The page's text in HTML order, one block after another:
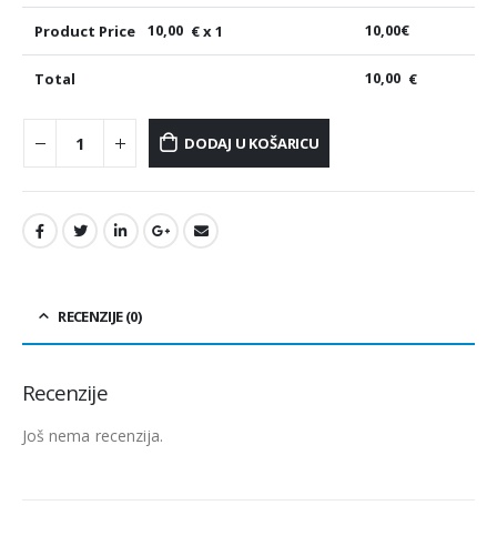
Product Price 10,00 € x 1 10,00€
Total 10,00 €
DODAJ U KOŠARICU
RECENZIJE (0)
Recenzije
Još nema recenzija.